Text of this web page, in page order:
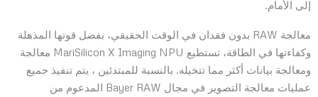
إلى الأمام.
معالجة RAW بدون فقدان في الوقت الحقيقي، بفضل قوتها المذهلة
وكفاءتها في الطاقة، تستطيع MariSilicon X Imaging NPU معالجة
ومعالجة بيانات أكثر مما تتخيله. بالنسبة للمبتدئين ، يتم تنفيذ جميع
عمليات معالجة التصوير في مجال Bayer RAW المدعوم من